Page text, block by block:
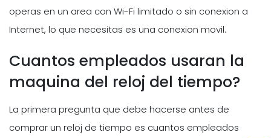
operas en un area con Wi-Fi limitado o sin conexion a
Internet, lo que necesitas es una conexion movil.
Cuantos empleados usaran la
maquina del reloj del tiempo?
La primera pregunta que debe hacerse antes de
comprar un reloj de tiempo es cuantos empleados